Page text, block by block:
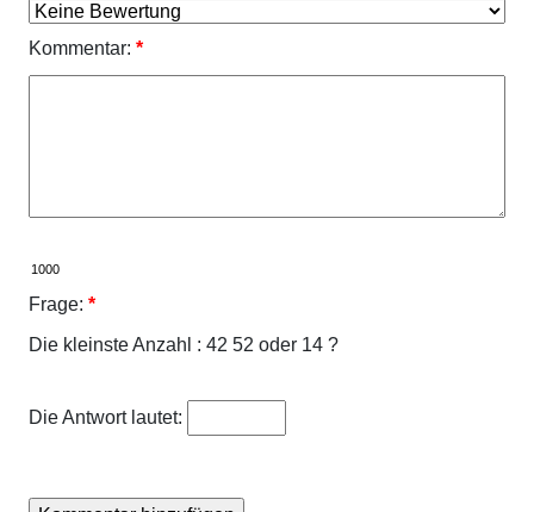
Kommentar: *
Frage: *
Die kleinste Anzahl : 42 52 oder 14 ?
Die Antwort lautet: